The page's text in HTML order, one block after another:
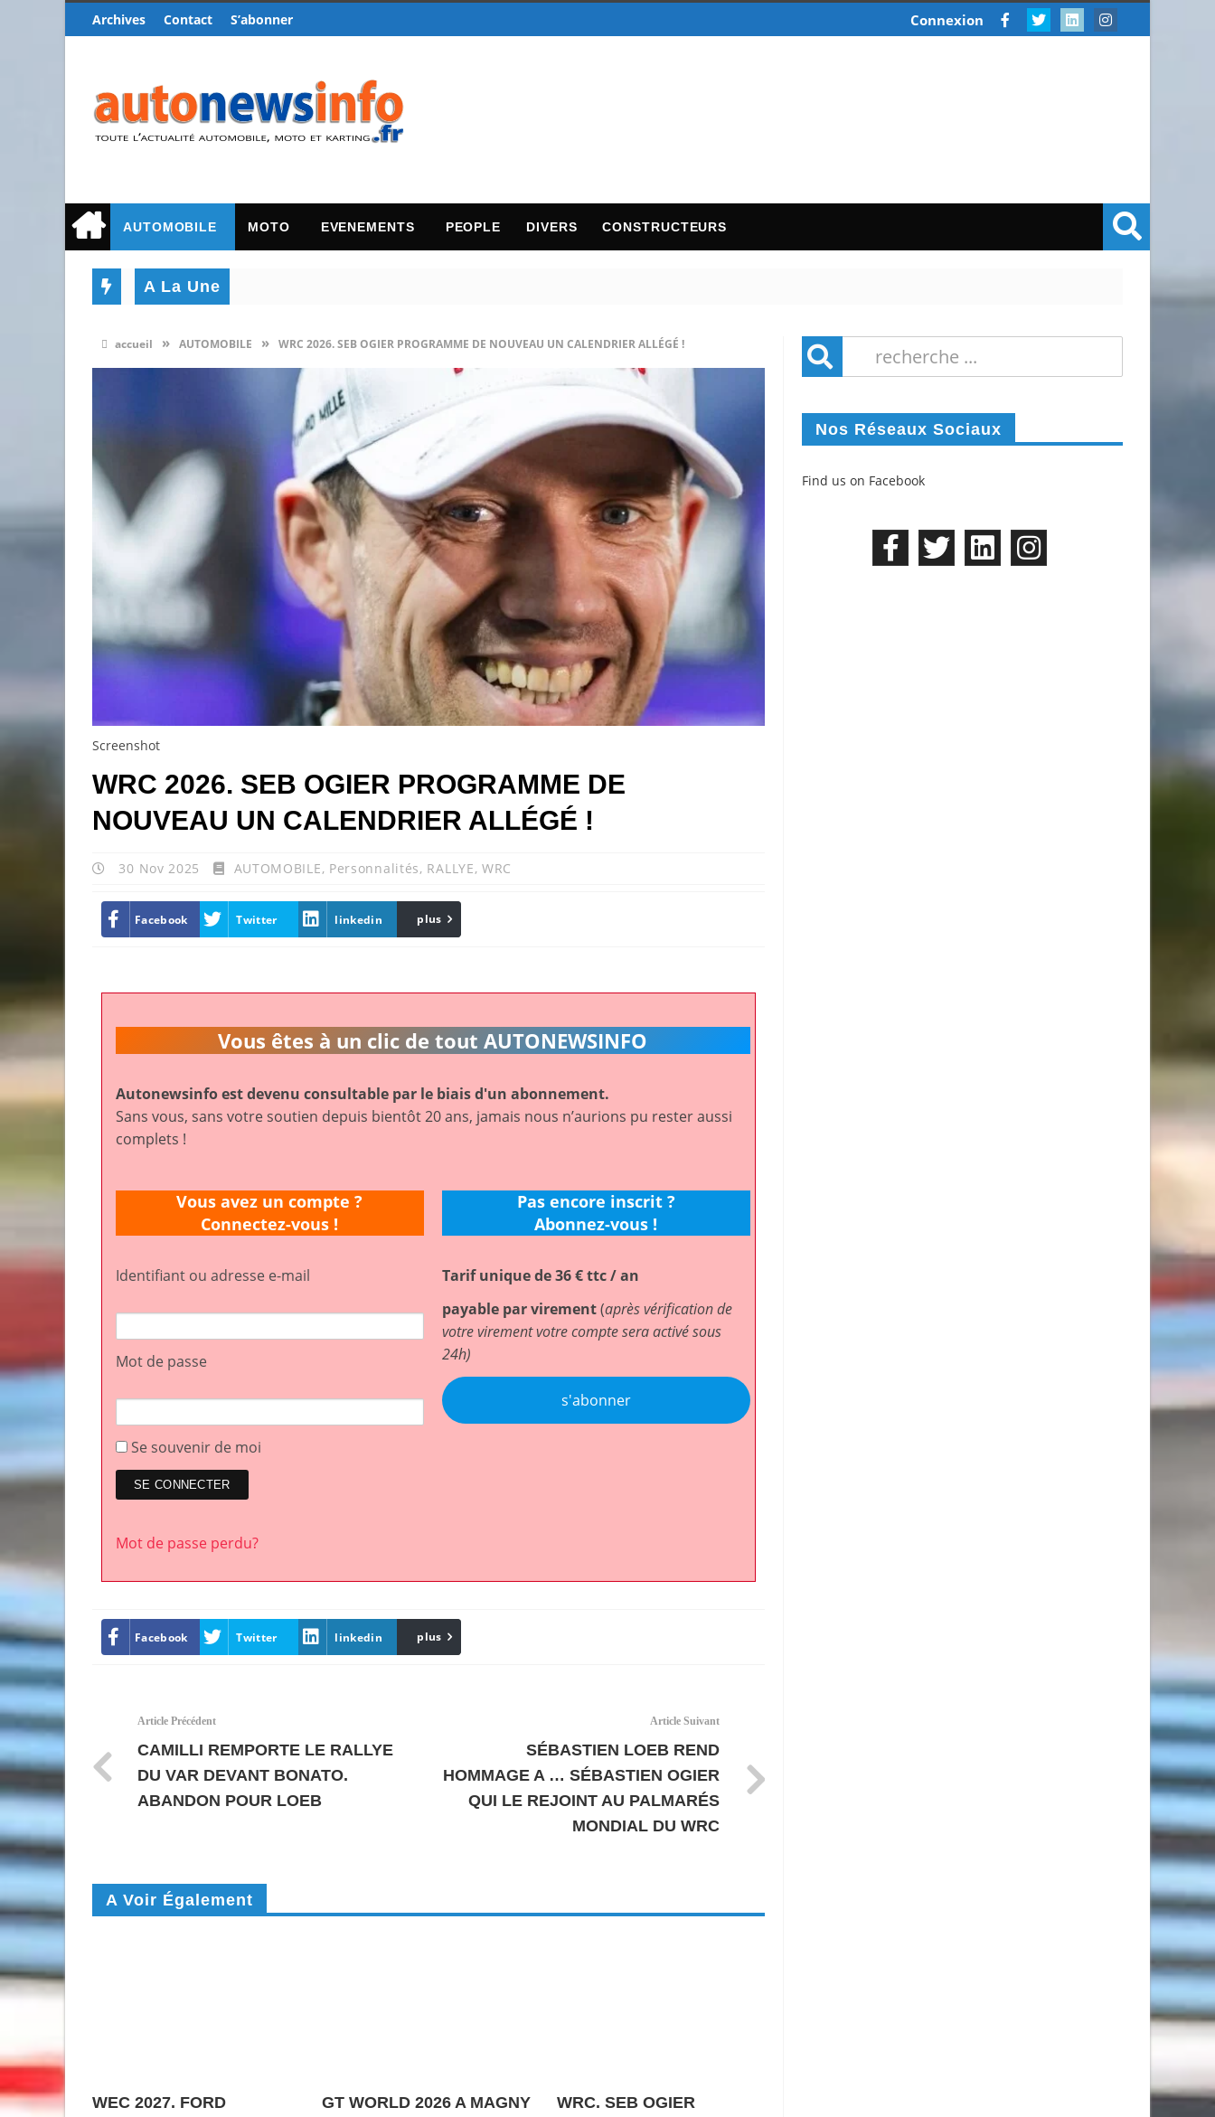
Archives Contact S’abonner Connexion
AUTOMOBILE MOTO EVENEMENTS PEOPLE DIVERS CONSTRUCTEURS
A La Une
accueil » AUTOMOBILE » WRC 2026. SEB OGIER PROGRAMME DE NOUVEAU UN CALENDRIER ALLÉGÉ !
Screenshot
WRC 2026. SEB OGIER PROGRAMME DE
NOUVEAU UN CALENDRIER ALLÉGÉ !
30 Nov 2025 AUTOMOBILE, Personnalités, RALLYE,WRC
Facebook Twitter linkedin Email
plus
Vous êtes à un clic de tout AUTONEWSINFO
Autonewsinfo est devenu consultable par le biais d'un abonnement.
Sans vous, sans votre soutien depuis bientôt 20 ans, jamais nous n’aurions pu rester aussi
complets !
Vous avez un compte ?
Connectez-vous !
Identifiant ou adresse e-mail
Mot de passe
Se souvenir de moi
Mot de passe perdu?
Pas encore inscrit ?
Abonnez-vous !
Tarif unique de 36 € ttc / an
payable par virement(après vérification de
votre virement votre compte sera activé sous
24h)
s'abonner
Facebook Twitter linkedin Email
plus
Article Précédent
CAMILLI REMPORTE LE RALLYE
DU VAR DEVANT BONATO.
ABANDON POUR LOEB
Article Suivant
SÉBASTIEN LOEB REND
HOMMAGE A … SÉBASTIEN OGIER
QUI LE REJOINT AU PALMARÉS
MONDIAL DU WRC
A Voir Également
WEC 2027. FORD
GT WORLD 2026 A MAGNY
WRC. SEB OGIER
Nos Réseaux Sociaux
Find us on Facebook